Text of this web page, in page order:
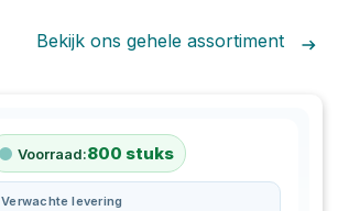
Bekijk ons gehele assortiment
Voorraad:800 stuks
Verwachte levering